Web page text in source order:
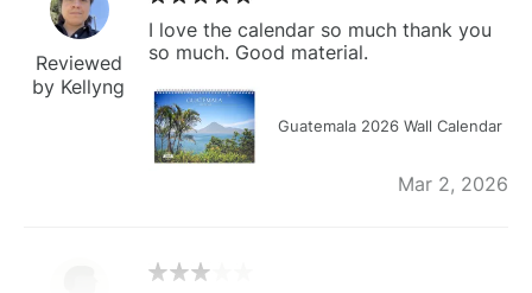
Reviewed
by Kellyng
I love the calendar so much thank you
so much. Good material.
Guatemala 2026 Wall Calendar
Mar 2, 2026